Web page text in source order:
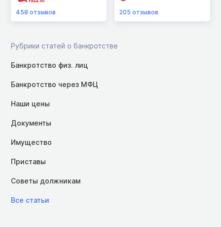
458 отзывов 205отзывов
Рубрики статей о банкротстве
Банкротство физ. лиц
Банкротство через МФЦ
Наши цены
Документы
Имущество
Приставы
Советы должникам
Все статьи